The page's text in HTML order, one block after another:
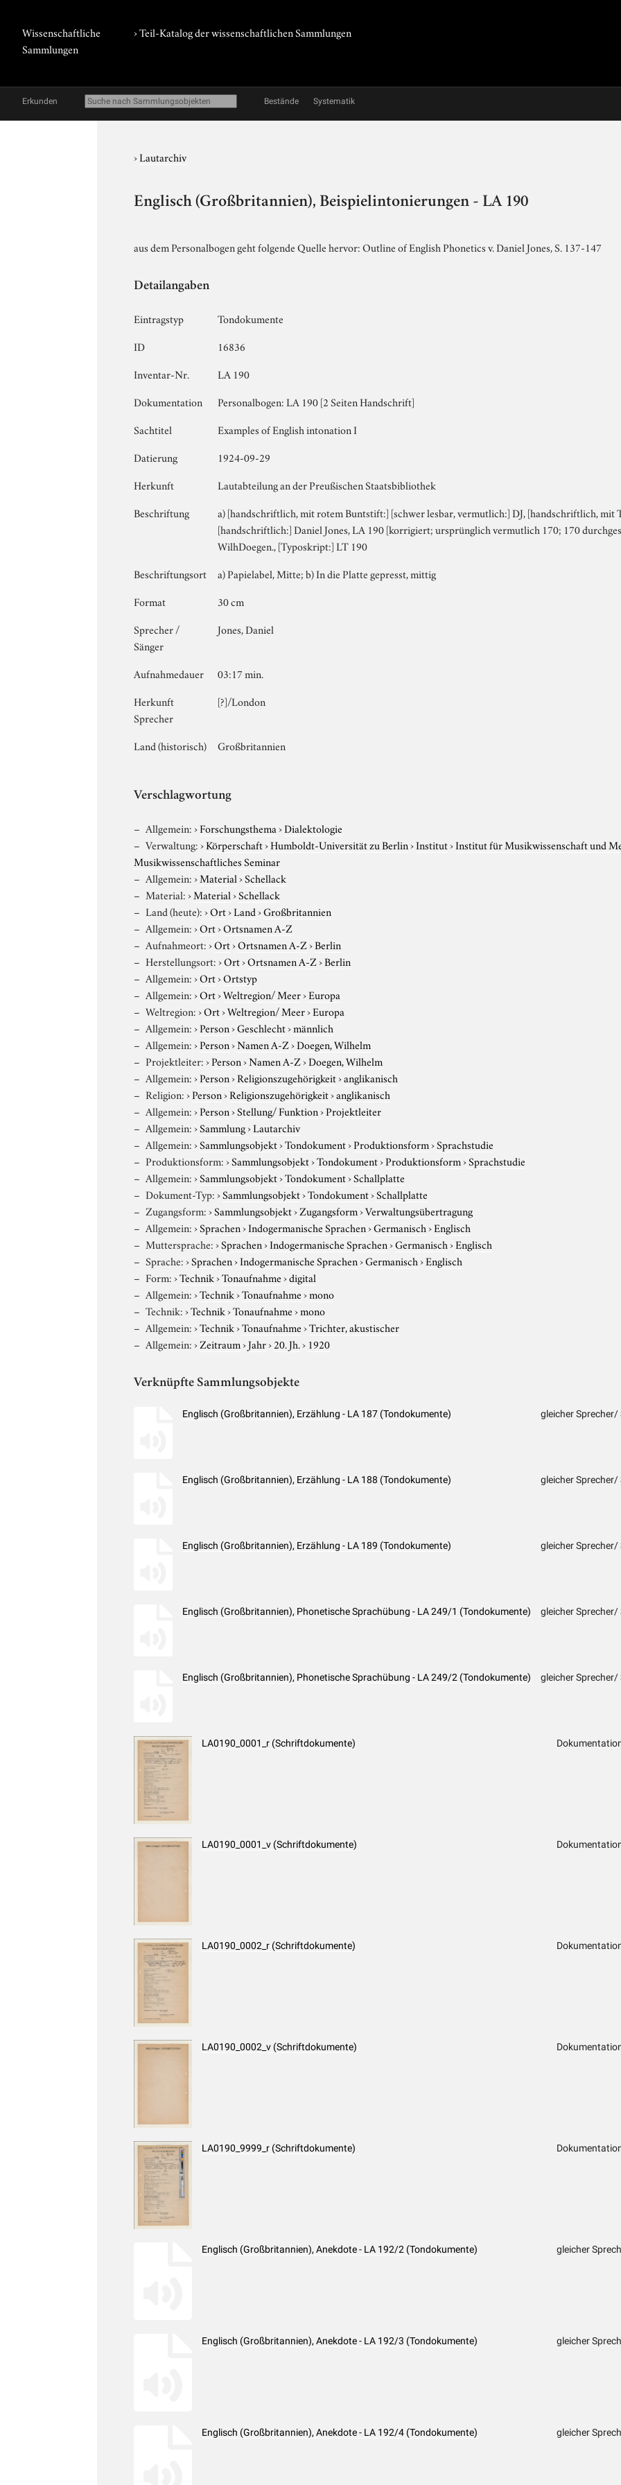
Wissenschaftliche
Sammlungen
› Teil-Katalog der wissenschaftlichen Sammlungen
Erkunden Bestände Systematik
›Lautarchiv
Englisch (Großbritannien), Beispielintonierungen - LA 190
aus dem Personalbogen geht folgende Quelle hervor: Outline of English Phonetics v. Daniel Jones, S. 137-147
Detailangaben
Eintragstyp
Tondokumente
ID
16836
Inventar-Nr.
LA 190
Dokumentation
Personalbogen: LA 190 [2 Seiten Handschrift]
Sachtitel
Examples of English intonation I
Datierung
1924-09-29
Herkunft
Lautabteilung an der Preußischen Staatsbibliothek
Beschriftung
a) [handschriftlich, mit rotem Buntstift:] [schwer lesbar, vermutlich:] DJ, [handschriftlich,
[handschriftlich:] Daniel Jones, LA 190 [korrigiert; ursprünglich vermutlich 170; 170
WilhDoegen., [Typoskript:] LT 190
Beschriftungsort
a) Papielabel, Mitte; b) In die Platte gepresst, mittig
Format
30 cm
Sprecher /
Sänger
Jones, Daniel
Aufnahmedauer
03:17 min.
Herkunft
Sprecher
[?]/London
Land (historisch) Großbritannien
Verschlagwortung
Allgemein:›Forschungsthema›Dialektologie
Verwaltung:›Körperschaft›Humboldt-Universität zu Berlin›Institut›Institut für Musikwissenschaft und
Musikwissenschaftliches Seminar
Allgemein:›Material›Schellack
Material:›Material›Schellack
Land (heute):›Ort›Land›Großbritannien
Allgemein:›Ort›Ortsnamen A-Z
Aufnahmeort:›Ort›Ortsnamen A-Z›Berlin
Herstellungsort:›Ort›Ortsnamen A-Z›Berlin
Allgemein:›Ort›Ortstyp
Allgemein:›Ort›Weltregion/ Meer›Europa
Weltregion:›Ort›Weltregion/ Meer›Europa
Allgemein:›Person›Geschlecht›männlich
Allgemein:›Person›Namen A-Z›Doegen, Wilhelm
Projektleiter:›Person›Namen A-Z›Doegen, Wilhelm
Allgemein:›Person›Religionszugehörigkeit›anglikanisch
Religion:›Person›Religionszugehörigkeit›anglikanisch
Allgemein:›Person›Stellung/ Funktion›Projektleiter
Allgemein:›Sammlung›Lautarchiv
Allgemein:›Sammlungsobjekt›Tondokument›Produktionsform›Sprachstudie
Produktionsform:›Sammlungsobjekt›Tondokument›Produktionsform›Sprachstudie
Allgemein:›Sammlungsobjekt›Tondokument›Schallplatte
Dokument-Typ:›Sammlungsobjekt›Tondokument›Schallplatte
Zugangsform:›Sammlungsobjekt›Zugangsform›Verwaltungsübertragung
Allgemein:›Sprachen›Indogermanische Sprachen›Germanisch›Englisch
Muttersprache:›Sprachen›Indogermanische Sprachen›Germanisch›Englisch
Sprache:›Sprachen›Indogermanische Sprachen›Germanisch›Englisch
Form:›Technik›Tonaufnahme›digital
Allgemein:›Technik›Tonaufnahme›mono
Technik:›Technik›Tonaufnahme›mono
Allgemein:›Technik›Tonaufnahme›Trichter, akustischer
Allgemein:›Zeitraum›Jahr›20. Jh.› 1920
Verknüpfte Sammlungsobjekte
Englisch (Großbritannien), Erzählung - LA 187 (Tondokumente) gleicher Sprecher/
Englisch (Großbritannien), Erzählung - LA 188 (Tondokumente) gleicher Sprecher/
Englisch (Großbritannien), Erzählung - LA 189 (Tondokumente) gleicher Sprecher/
Englisch (Großbritannien), Phonetische Sprachübung - LA 249/1 (Tondokumente) gleicher Sprecher/
Englisch (Großbritannien), Phonetische Sprachübung - LA 249/2 (Tondokumente) gleicher Sprecher/
LA0190_0001_r (Schriftdokumente)
LA0190_0001_v (Schriftdokumente)
LA0190_0002_r (Schriftdokumente)
LA0190_0002_v (Schriftdokumente)
LA0190_9999_r (Schriftdokumente)
Englisch (Großbritannien), Anekdote - LA 192/2 (Tondokumente) gleicher
Englisch (Großbritannien), Anekdote - LA 192/3 (Tondokumente) gleicher
Englisch (Großbritannien), Anekdote - LA 192/4 (Tondokumente) gleicher